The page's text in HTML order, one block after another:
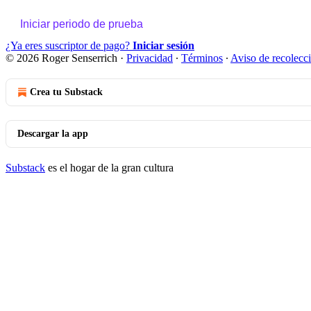
Iniciar periodo de prueba
¿Ya eres suscriptor de pago? Iniciar sesión
© 2026 Roger Senserrich · Privacidad ∙ Términos ∙ Aviso de
Crea tu Substack
Descargar la app
Substack es el hogar de la gran cultura